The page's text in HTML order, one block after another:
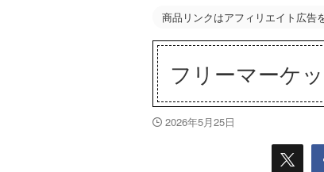
商品リンクはアフィリエイト広告
フリーマーケ
2026年5月25日